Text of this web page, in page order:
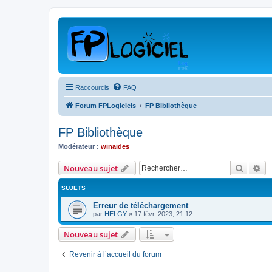
Raccourcis FAQ
Forum FPLogiciels FP Bibliothèque
FP Bibliothèque
Modérateur : winaides
Nouveau sujet
SUJETS
Erreur de téléchargement
par HELGY » 17 févr. 2023, 21:12
Nouveau sujet
Revenir à l’accueil du forum